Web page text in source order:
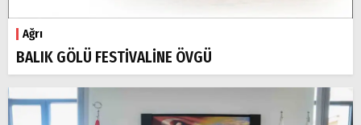
Ağrı
BALIK GÖLÜ FESTİVALİNE ÖVGÜ